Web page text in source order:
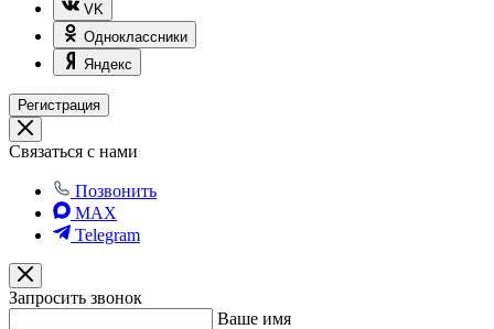
VK
Одноклассники
Яндекс
Регистрация
Связаться с нами
Позвонить
MAX
Telegram
Запросить звонок
Ваше имя